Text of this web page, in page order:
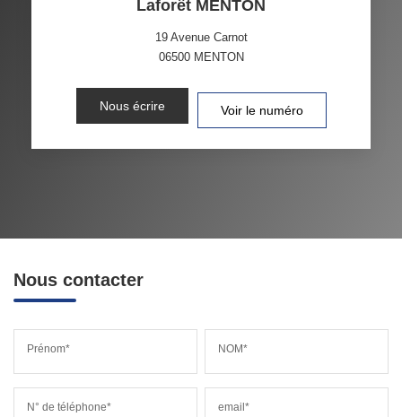
Laforêt MENTON
19 Avenue Carnot
06500 MENTON
Nous écrire Voir le numéro
Nous contacter
Prénom* NOM*
N° de téléphone* email*